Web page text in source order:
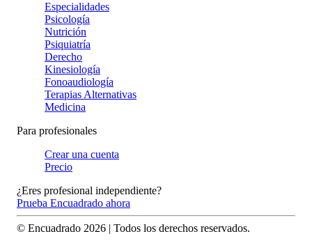
Especialidades
Psicología
Nutrición
Psiquiatría
Derecho
Kinesiología
Fonoaudiología
Terapias Alternativas
Medicina
Para profesionales
Crear una cuenta
Precio
¿Eres profesional independiente?
Prueba Encuadrado ahora
© Encuadrado 2026 | Todos los derechos reservados.